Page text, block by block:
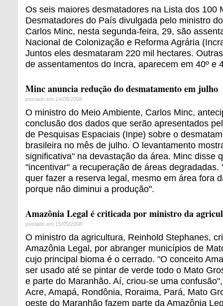
Os seis maiores desmatadores na Lista dos 100
Desmatadores do País divulgada pelo ministro
Carlos Minc, nesta segunda-feira, 29, são
Nacional de Colonização e Reforma Agrária
Juntos eles desmataram 220 mil hectares.
de assentamentos do Incra, aparecem em 40º e
Minc anuncia redução do desmatamento em julho
postado em 14/08/2008
O ministro do Meio Ambiente, Carlos Minc,
conclusão dos dados que serão apresentados
de Pesquisas Espaciais (Inpe) sobre o
brasileira no mês de julho. O levantamento
significativa" na devastação da área. Minc disse
"incentivar" a recuperação de áreas degradadas.
quer fazer a reserva legal, mesmo em área fora
porque não diminui a produção".
Amazônia Legal é criticada por ministro da
postado em 15/05/2008
O ministro da agricultura, Reinhold Stephanes,
Amazônia Legal, por abranger municípios de
cujo principal bioma é o cerrado. "O conceito
ser usado até se pintar de verde todo o Mato
e parte do Maranhão. Aí, criou-se uma
Acre, Amapá, Rondônia, Roraima, Pará, Mato
oeste do Maranhão fazem parte da Amazônia